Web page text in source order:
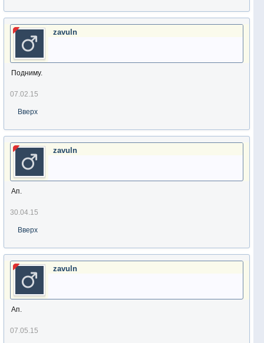
zavuln
Подниму.
07.02.15
Вверх
zavuln
Ап.
30.04.15
Вверх
zavuln
Ап.
07.05.15